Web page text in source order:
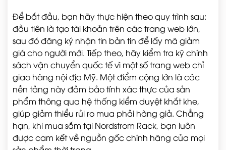
Để bắt đầu, bạn hãy thực hiện theo quy trình sau:
đầu tiên là tạo tài khoản trên các trang web lớn,
sau đó đăng ký nhận tin bản tin để lấy mã giảm
giá cho người mới. Tiếp theo, hãy kiểm tra kỹ chính
sách vận chuyển quốc tế vì một số trang web chỉ
giao hàng nội địa Mỹ. Một điểm cộng lớn là các
nền tảng này đảm bảo tính xác thực của sản
phẩm thông qua hệ thống kiểm duyệt khắt khe,
giúp giảm thiểu rủi ro mua phải hàng giả. Chẳng
hạn, khi mua sắm tại Nordstrom Rack, bạn luôn
được cam kết về nguồn gốc chính hãng của mọi